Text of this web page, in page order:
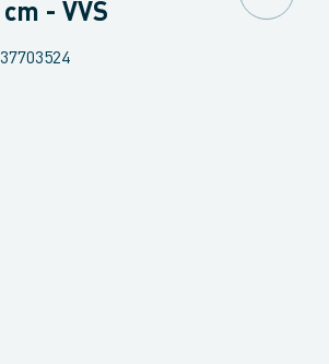
- VVS